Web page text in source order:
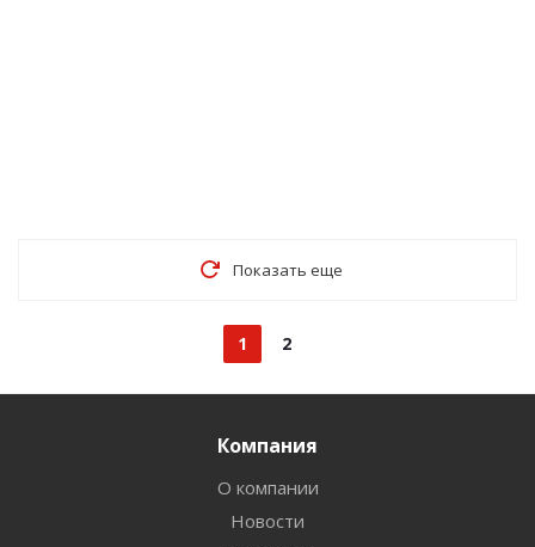
Показать еще
1 2
Компания
О компании
Новости